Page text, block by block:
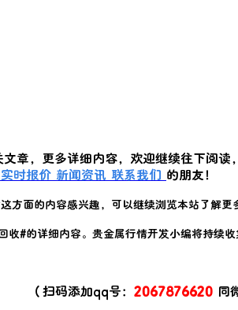
文章，更多详细内容，欢迎继续往下阅
实时报价 新闻资讯 联系我们 的朋友！
方面的内容感兴趣，可以继续浏览本站了解更
收#的详细内容。贵金属行情开发小编将持续收
（扫码添加qq号： 2067876620 同